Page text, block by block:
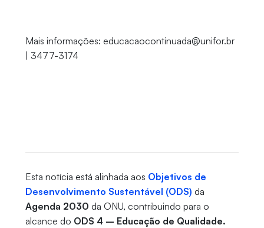
Mais informações: educacaocontinuada@unifor.br
| 3477-3174
Esta notícia está alinhada aos Objetivos de
Desenvolvimento Sustentável (ODS) da
Agenda 2030 da ONU, contribuindo para o
alcance do ODS 4 – Educação de Qualidade.